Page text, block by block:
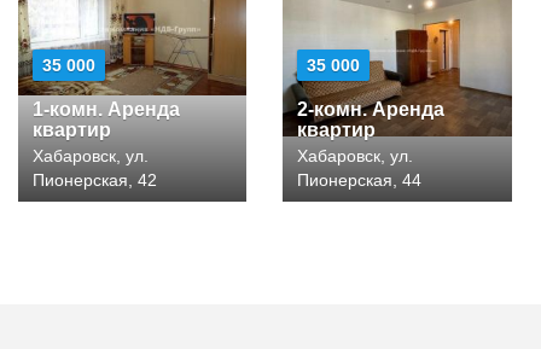
35 000
1-комн. Аренда
квартир
Хабаровск, ул.
Пионерская, 42
35 000
2-комн. Аренда
квартир
Хабаровск, ул.
Пионерская, 44